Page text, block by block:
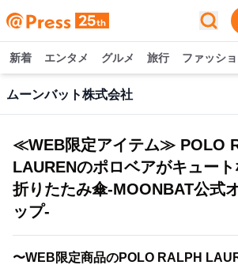
新着 エンタメ グルメ 旅行 ファッシ
ムーンバット株式会社
≪WEB限定アイテム≫ POLO
LAURENのポロベアがキュー
折りたたみ傘-MOONBAT公式
ップ-
〜WEB限定商品のPOLO RALPH